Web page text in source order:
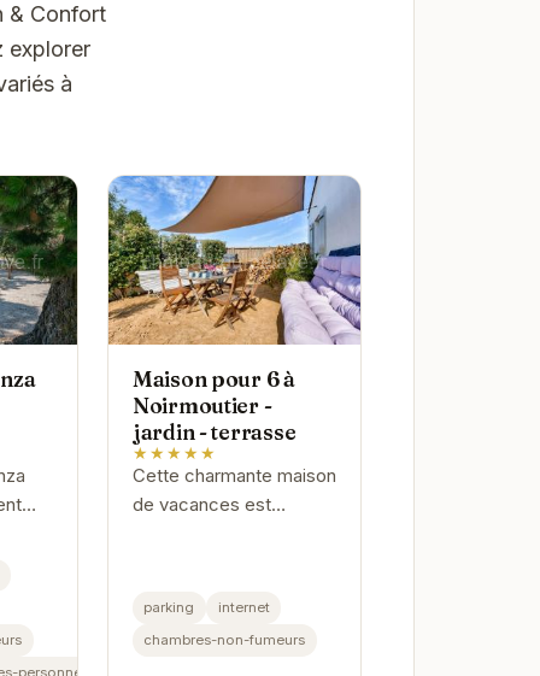
& Confort
explorer
à
personnes-handicapees
Maison pour 6 à
Noirmoutier -
jardin - terrasse
★★★★★
Cette charmante maison
de vacances est
Avec son jardin privé et
sa...
parking
internet
chambres-non-fumeurs